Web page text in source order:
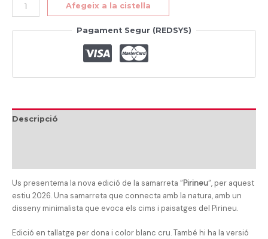
Afegeix a la cistella
Pagament Segur (REDSYS)
Descripció
Us presentema la nova edició de la samarreta “Pirineu“, per aquest
estiu 2026. Una samarreta que connecta amb la natura, amb un
disseny minimalista que evoca els cims i paisatges del Pirineu.
Edició en tallatge per dona i color blanc cru. També hi ha la versió